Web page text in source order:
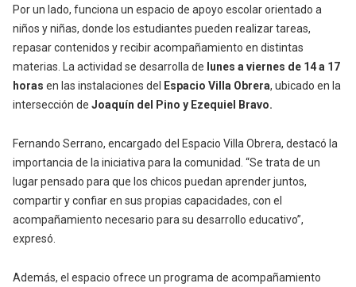
Por un lado, funciona un espacio de apoyo escolar orientado a
niños y niñas, donde los estudiantes pueden realizar tareas,
repasar contenidos y recibir acompañamiento en distintas
materias. La actividad se desarrolla de lunes a viernes de 14 a 17
horas en las instalaciones del Espacio Villa Obrera, ubicado en la
intersección de Joaquín del Pino y Ezequiel Bravo.
Fernando Serrano, encargado del Espacio Villa Obrera, destacó la
importancia de la iniciativa para la comunidad. “Se trata de un
lugar pensado para que los chicos puedan aprender juntos,
compartir y confiar en sus propias capacidades, con el
acompañamiento necesario para su desarrollo educativo”,
expresó.
Además, el espacio ofrece un programa de acompañamiento